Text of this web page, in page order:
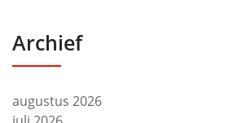
Archief
augustus 2026